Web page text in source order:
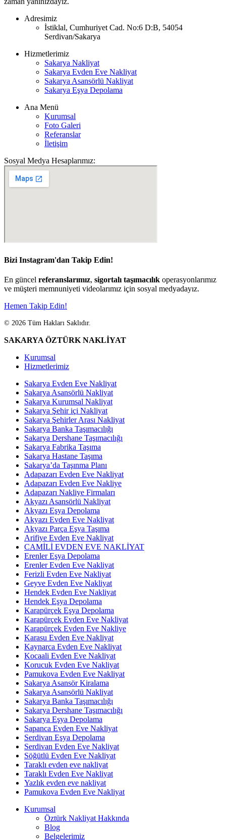
Adresimiz
İstiklal, Cumhuriyet Cad. No:6 D:B, 54054
Serdivan/Sakarya
Hizmetlerimiz
Sakarya Nakliyat
Sakarya Evden Eve Nakliyat
Sakarya Asansörlü Nakliyat
Sakarya Eşya Depolama
Ana Menü
Kurumsal
Foto Galeri
Referanslar
İletişim
Sosyal Medya Hesaplarımız:
Bizi Instagram'dan Takip Edin!
En güncel referanslarımız, sigortalı taşımacılık operasyonlarımız
ve müşteri memnuniyeti videolarımız için sosyal medyadayız.
Hemen Takip Edin!
© 2026 Tüm Hakları Saklıdır.
SAKARYA ÖZTÜRK NAKLİYAT
Kurumsal
Hizmetlerimiz
Sakarya Evden Eve Nakliyat
Sakarya Asansörlü Nakliyat
Sakarya Kurumsal Nakliyat
Sakarya Şehir içi Nakliyat
Sakarya Şehirler Arası Nakliyat
Sakarya Banka Taşımacılığı
Sakarya Dershane Taşımacılığı
Sakarya Fabrika Taşıma
Sakarya Hastane Taşıma
Sakarya’da Taşınma Planı
Adapazarı Evden Eve Nakliyat
Adapazarı Evden Eve Nakliye
Adapazarı Nakliye Firmaları
Akyazı Asansörlü Nakliyat
Akyazı Eşya Depolama
Akyazı Evden Eve Nakliyat
Akyazı Parça Eşya Taşıma
Arifiye Evden Eve Nakliyat
CAMİLİ EVDEN EVE NAKLİYAT
Erenler Eşya Depolama
Erenler Evden Eve Nakliyat
Ferizli Evden Eve Nakliyat
Geyve Evden Eve Nakliyat
Hendek Evden Eve Nakliyat
Hendek Eşya Depolama
Karapürçek Eşya Depolama
Karapürçek Evden Eve Nakliyat
Karapürçek Evden Eve Nakliye
Karasu Evden Eve Nakliyat
Kaynarca Evden Eve Nakliyat
Kocaali Evden Eve Nakliyat
Korucuk Evden Eve Nakliyat
Pamukova Evden Eve Nakliyat
Sakarya Asansör Kiralama
Sakarya Asansörlü Nakliyat
Sakarya Banka Taşımacılığı
Sakarya Dershane Taşımacılığı
Sakarya Eşya Depolama
Sapanca Evden Eve Nakliyat
Serdivan Eşya Depolama
Serdivan Evden Eve Nakliyat
Söğütlü Evden Eve Nakliyat
Taraklı evden eve nakliyat
Taraklı Evden Eve Nakliyat
Yazlık evden eve nakliyat
Pamukova Evden Eve Nakliyat
Kurumsal
Öztürk Nakliyat Hakkında
Blog
Belgelerimiz